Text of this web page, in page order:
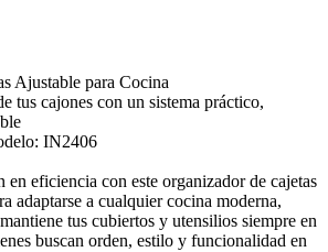
Ajustable para Cocina
tus cajones con un sistema práctico,
IN2406
en eficiencia con este organizador de cajetas
adaptarse a cualquier cocina moderna,
tus cubiertos y utensilios siempre en
buscan orden, estilo y funcionalidad en